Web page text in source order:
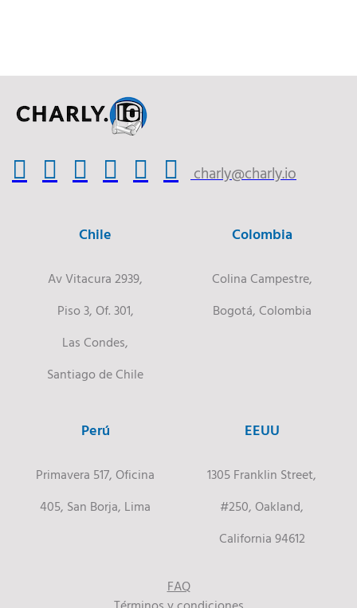
charly@charly.io
Chile
Av Vitacura 2939,
Piso 3, Of. 301,
Las Condes,
Santiago de Chile
Colombia
Colina Campestre,
Bogotá, Colombia
Perú
Primavera 517, Oficina
405, San Borja, Lima
EEUU
1305 Franklin Street,
#250, Oakland,
California 94612
FAQ